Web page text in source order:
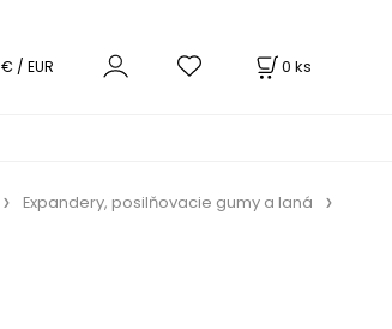
0 ks
€ / EUR
Expandery, posilňovacie gumy a laná